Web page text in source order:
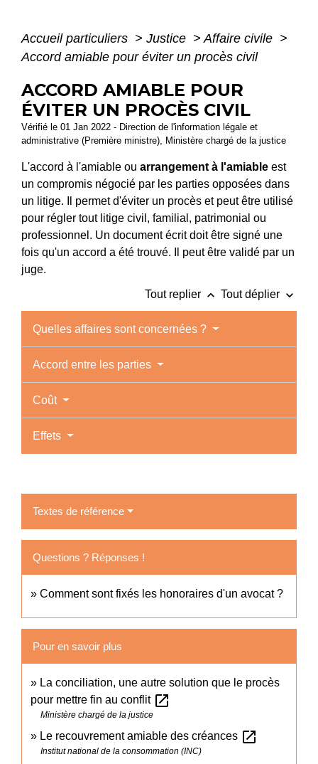
Accueil particuliers > Justice > Affaire civile >
Accord amiable pour éviter un procès civil
ACCORD AMIABLE POUR
ÉVITER UN PROCÈS CIVIL
Vérifié le 01 Jan 2022 - Direction de l'information légale et
administrative (Première ministre), Ministère chargé de la justice
L'accord à l'amiable ou arrangement à l'amiable est
un compromis négocié par les parties opposées dans
un litige. Il permet d'éviter un procès et peut être utilisé
pour régler tout litige civil, familial, patrimonial ou
professionnel. Un document écrit doit être signé une
fois qu'un accord a été trouvé. Il peut être validé par un
juge.
Tout replier keyboard_arrow_up Tout déplier keyboard_arrow_down
Quelles affaires sont concernées ?
Accord entre les parties
Coût
Effets
Textes de référence
Questions ? Réponses !
Comment sont fixés les honoraires d'un avocat ?
Pour en savoir plus
La conciliation, une autre solution que le procès
pour mettre fin au conflit open_in_new
Ministère chargé de la justice
Le recouvrement amiable des créances open_in_new
Institut national de la consommation (INC)